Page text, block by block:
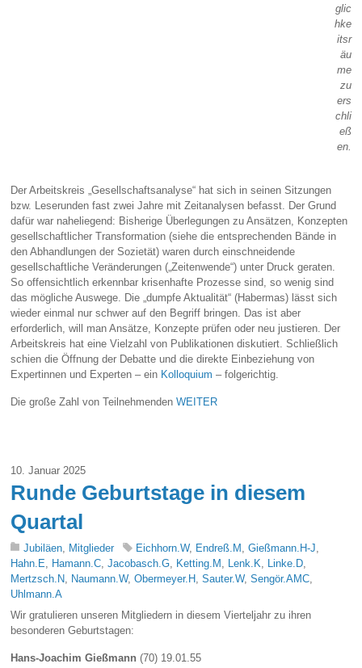
glic
hke
itsr
äu
me
zu
ers
chli
eß
en.
Der Arbeitskreis „Gesellschaftsanalyse“ hat sich in seinen Sitzungen
bzw. Leserunden fast zwei Jahre mit Zeitanalysen befasst. Der Grund
dafür war naheliegend: Bisherige Überlegungen zu Ansätzen, Konzepten
gesellschaftlicher Transformation (siehe die entsprechenden Bände in
den Abhandlungen der Sozietät) waren durch einschneidende
gesellschaftliche Veränderungen („Zeitenwende“) unter Druck geraten.
So offensichtlich erkennbar krisenhafte Prozesse sind, so wenig sind
das mögliche Auswege. Die „dumpfe Aktualität“ (Habermas) lässt sich
wieder einmal nur schwer auf den Begriff bringen. Das ist aber
erforderlich, will man Ansätze, Konzepte prüfen oder neu justieren. Der
Arbeitskreis hat eine Vielzahl von Publikationen diskutiert. Schließlich
schien die Öffnung der Debatte und die direkte Einbeziehung von
Expertinnen und Experten – ein Kolloquium – folgerichtig.
Die große Zahl von TeilnehmendenWEITER
10. Januar 2025
Runde Geburtstage in diesem
Quartal
Jubiläen Mitglieder Eichhorn.W, Endreß.M ,Gießmann.H-J
Hahn.E
Hamann.C ,Jacobasch.G Ketting.M Lenk.K Linke.D
Mertzsch.N
Naumann.W,Obermeyer.H ,Sauter.W,Sengör.AMC
Uhlmann.A
Wir gratulieren unseren Mitgliedern in diesem Vierteljahr zu ihren
besonderen Geburtstagen:
Hans-Joachim Gießmann (70) 19.01.55